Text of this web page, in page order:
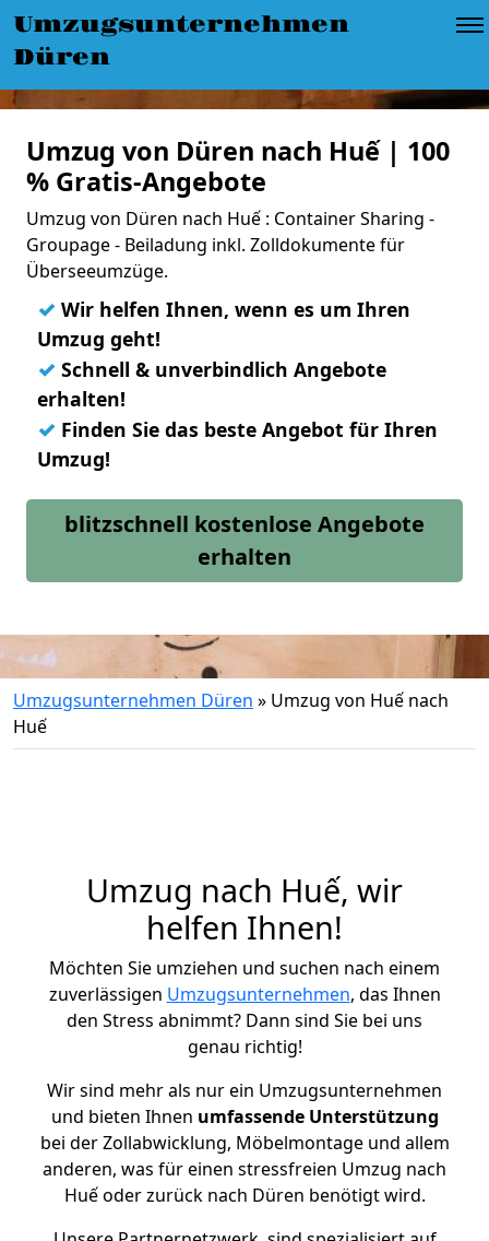
Umzugsunternehmen
Düren
Umzug von Düren nach Huế | 100
% Gratis-Angebote
Umzug von Düren nach Huế : Container Sharing -
Groupage - Beiladung inkl. Zolldokumente für
Überseeumzüge.
✓ Wir helfen Ihnen, wenn es um Ihren
Umzug geht!
✓ Schnell & unverbindlich Angebote
erhalten!
✓ Finden Sie das beste Angebot für Ihren
Umzug!
blitzschnell kostenlose Angebote
erhalten
Umzugsunternehmen Düren » Umzug von Huế nach
Huế
Umzug nach Huế, wir
helfen Ihnen!
Möchten Sie umziehen und suchen nach einem
zuverlässigen Umzugsunternehmen, das Ihnen
den Stress abnimmt? Dann sind Sie bei uns
genau richtig!
Wir sind mehr als nur ein Umzugsunternehmen
und bieten Ihnen umfassende Unterstützung
bei der Zollabwicklung, Möbelmontage und allem
anderen, was für einen stressfreien Umzug nach
Huế oder zurück nach Düren benötigt wird.